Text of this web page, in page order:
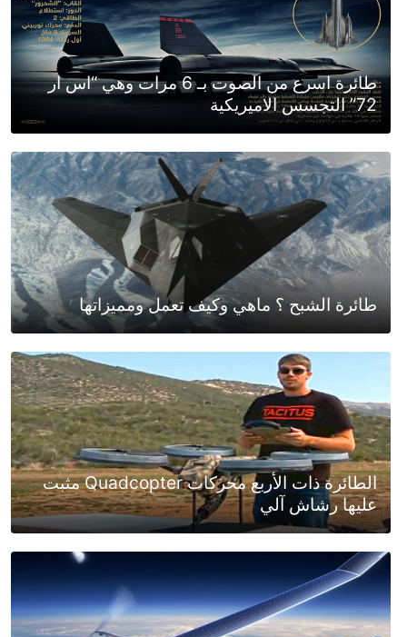
طائرة اسرع من الصوت بـ 6 مرات وهي “اس ار
72” التجسس الاميريكية
طائرة الشبح ؟ ماهي وكيف تعمل ومميزاتها
الطائرة ذات الأربع محركات Quadcopter مثبت
عليها رشاش آلي